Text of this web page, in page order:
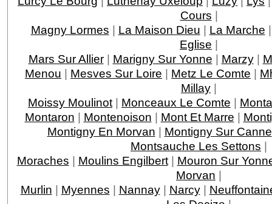
Cours |
Magny Lormes | La Maison Dieu | La Marche
Eglise |
Mars Sur Allier| Marigny Sur Yonne | Marzy|
Menou | Mesves Sur Loire | Metz Le Comte |
Millay |
Moissy Moulinot | Monceaux Le Comte |
Montaron | Montenoison | Mont Et Marre |
Montigny En Morvan | Montigny Sur Canne
Montsauche Les Settons |
Moraches | Moulins Engilbert| Mouron Sur
Morvan |
Murlin | Myennes | Nannay| Narcy|